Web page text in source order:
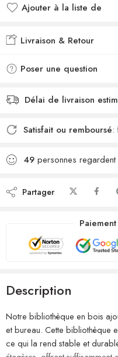
Ajouter à la liste de
Ajouté à la liste de
Livraison & Retour
Poser une question
Délai de livraison
Satisfait ou remboursé:
49 personnes
Partager
Description
Notre bibliothèque en bois
et bureau. Cette bibliothèque
ce qui la rend stable et